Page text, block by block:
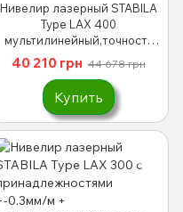
Нивелир лазерный STABILA
Type LAX 400
мультилинейный,точность
+-0,3мм/м
40 210 грн 44 678 грн
Купить